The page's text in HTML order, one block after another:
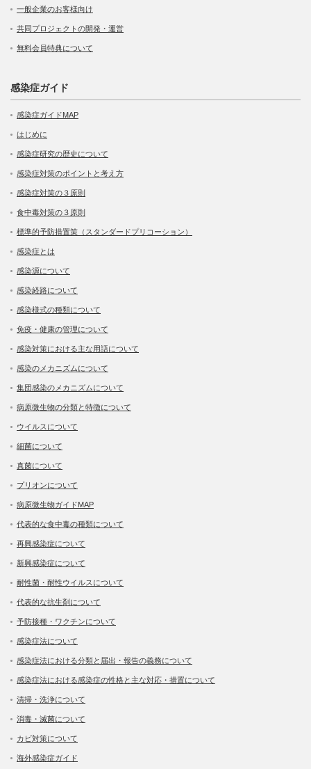
一般企業のお客様向け
共同プロジェクトの開発・運営
無料会員特典について
感染症ガイド
感染症ガイドMAP
はじめに
感染症研究の歴史について
感染症対策のポイントと考え方
感染症対策の３原則
食中毒対策の３原則
標準的予防措置策（スタンダードプリコーション）
感染症とは
感染源について
感染経路について
感染様式の種類について
免疫・健康の管理について
感染対策における主な用語について
感染のメカニズムについて
集団感染のメカニズムについて
病原微生物の分類と特徴について
ウイルスについて
細菌について
真菌について
プリオンについて
病原微生物ガイドMAP
代表的な食中毒の種類について
再興感染症について
新興感染症について
耐性菌・耐性ウイルスについて
代表的な抗生剤について
予防接種・ワクチンについて
感染症法について
感染症法における分類と届出・報告の義務について
感染症法における感染症の性格と主な対応・措置について
清掃・洗浄について
消毒・滅菌について
カビ対策について
海外感染症ガイド